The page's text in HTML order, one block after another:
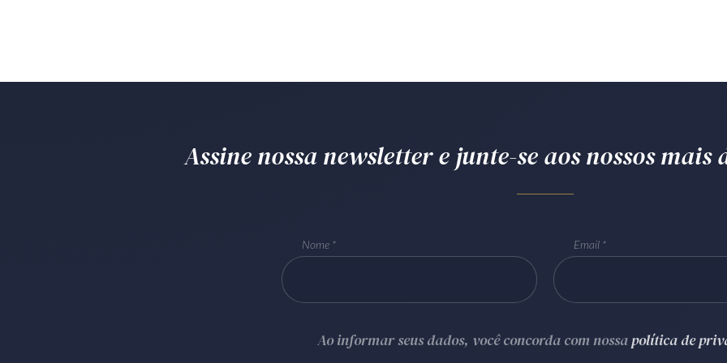
Assine nossa newsletter e junte-se aos nossos mais
Nome Email
Ao informar seus dados, você concorda com nossapolítica de